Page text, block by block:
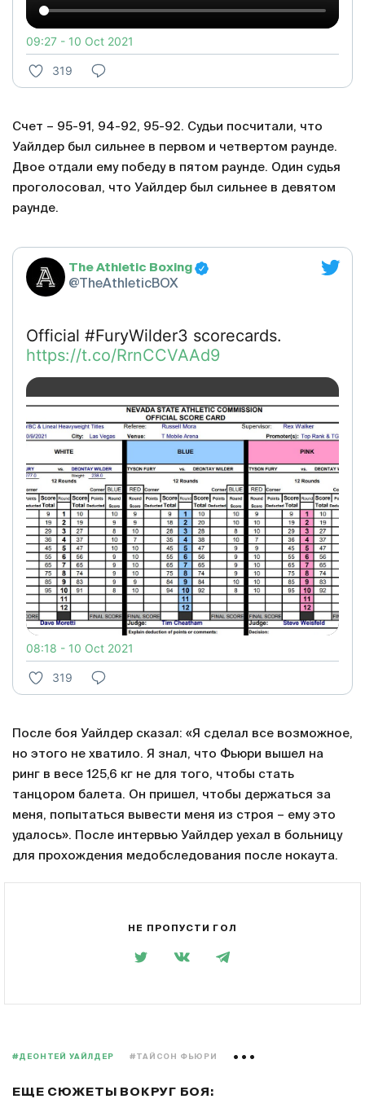
09:27 - 10 Oct 2021
319
Счет – 95-91, 94-92, 95-92. Судьи посчитали, что
Уайлдер был сильнее в первом и четвертом раунде.
Двое отдали ему победу в пятом раунде. Один судья
проголосовал, что Уайлдер был сильнее в девятом
раунде.
The Athletic Boxing
@TheAthleticBOX
Official #FuryWilder3 scorecards.
https://t.co/RrnCCVAAd9
08:18 - 10 Oct 2021
319
После боя Уайлдер сказал: «Я сделал все возможное,
но этого не хватило. Я знал, что Фьюри вышел на
ринг в весе 125,6 кг не для того, чтобы стать
танцором балета. Он пришел, чтобы держаться за
меня, попытаться вывести меня из строя – ему это
удалось». После интервью Уайлдер уехал в больницу
для прохождения медобследования после нокаута.
НЕ ПРОПУСТИ ГОЛ
#ДЕОНТЕЙ УАЙЛДЕР #ТАЙСОН ФЬЮРИ
ЕЩЕ СЮЖЕТЫ ВОКРУГ БОЯ: